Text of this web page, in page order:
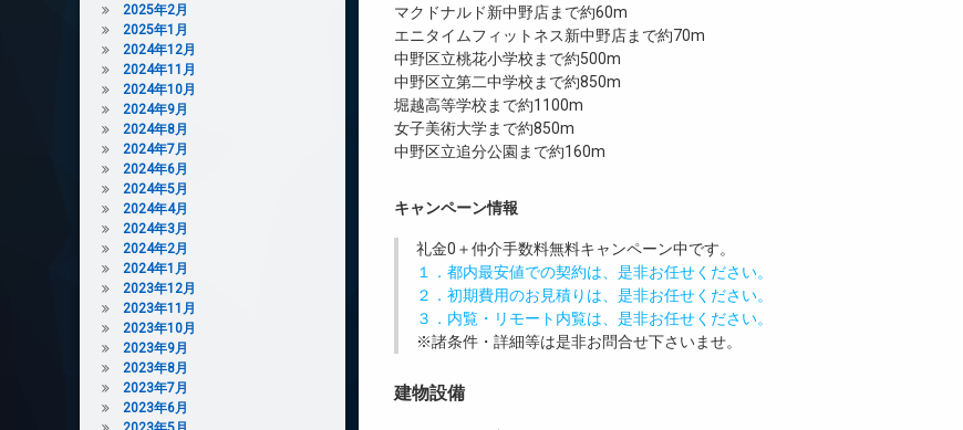
マクドナルド新中野店まで約60m
エニタイムフィットネス新中野店まで約70m
中野区立桃花小学校まで約500m
中野区立第二中学校まで約850m
堀越高等学校まで約1100m
女子美術大学まで約850m
中野区立追分公園まで約160m
キャンペーン情報
礼金0 ＋仲介手数料無料キャンペーン中です。
１．都内最安値での契約は、是非お任せください。
２．初期費用のお見積りは、是非お任せください。
３．内覧・リモート内覧は、是非お任せください。
※諸条件・詳細等は是非お問合せ下さいませ。
建物設備
2025年2月
2025年1月
2024年12月
2024年11月
2024年10月
2024年9月
2024年8月
2024年7月
2024年6月
2024年5月
2024年4月
2024年3月
2024年2月
2024年1月
2023年12月
2023年11月
2023年10月
2023年9月
2023年8月
2023年7月
2023年6月